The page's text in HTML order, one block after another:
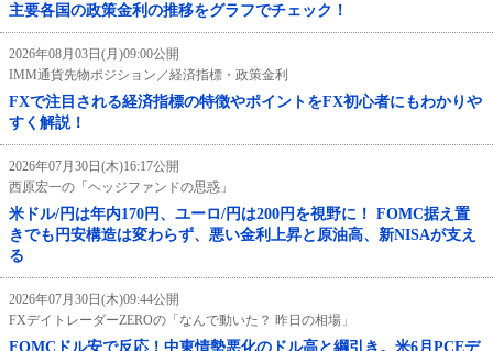
主要各国の政策金利の推移をグラフでチェック！
2026年08月03日(月)09:00公開
IMM通貨先物ポジション／経済指標・政策金利
FXで注目される経済指標の特徴やポイントをFX初心者にもわかりや
すく解説！
2026年07月30日(木)16:17公開
西原宏一の「ヘッジファンドの思惑」
米ドル/円は年内170円、ユーロ/円は200円を視野に！ FOMC据え置
きでも円安構造は変わらず、悪い金利上昇と原油高、新NISAが支え
る
2026年07月30日(木)09:44公開
FXデイトレーダーZEROの「なんで動いた？ 昨日の相場」
FOMCドル安で反応！中東情勢悪化のドル高と綱引き。米6月PCEデ